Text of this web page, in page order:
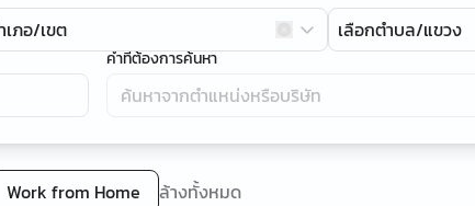
เภอ/เขต เลือกตำบล/แขวง
คำที่ต้องการค้นหา
Work from Home ล้างทั้งหมด